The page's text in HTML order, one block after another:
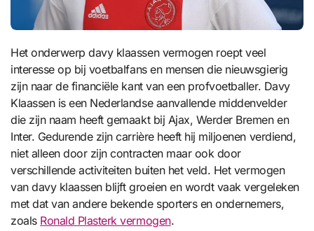
Het onderwerp davy klaassen vermogen roept veel
interesse op bij voetbalfans en mensen die nieuwsgierig
zijn naar de financiële kant van een profvoetballer. Davy
Klaassen is een Nederlandse aanvallende middenvelder
die zijn naam heeft gemaakt bij Ajax, Werder Bremen en
Inter. Gedurende zijn carrière heeft hij miljoenen verdiend,
niet alleen door zijn contracten maar ook door
verschillende activiteiten buiten het veld. Het vermogen
van davy klaassen blijft groeien en wordt vaak vergeleken
met dat van andere bekende sporters en ondernemers,
zoals Ronald Plasterk vermogen.